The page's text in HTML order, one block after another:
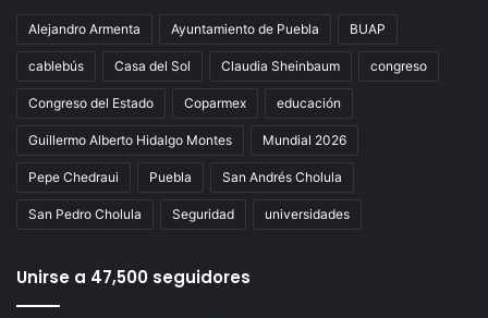
Alejandro Armenta Ayuntamiento de Puebla BUAP
cablebús Casa del Sol Claudia Sheinbaum congreso
Congreso del Estado Coparmex educación
Guillermo Alberto Hidalgo Montes Mundial 2026
Pepe Chedraui Puebla San Andrés Cholula
San Pedro Cholula Seguridad universidades
Unirse a 47,500 seguidores